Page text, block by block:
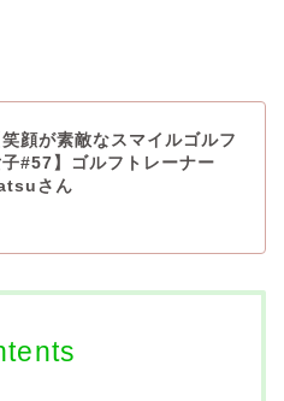
笑顔が素敵なスマイルゴルフ
#57】ゴルフトレーナー
さん